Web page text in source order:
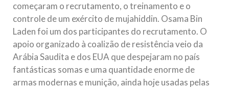
começaram o recrutamento, o treinamento e o
controle de um exército de mujahiddin. Osama Bin
Laden foi um dos participantes do recrutamento. O
apoio organizado à coalizão de resistência veio da
Arábia Saudita e dos EUA que despejaram no país
fantásticas somas e uma quantidade enorme de
armas modernas e munição, ainda hoje usadas pelas